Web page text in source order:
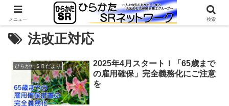
法改正対応
ひらかたＳＲだより
2025年4月スタート！「65歳まで
の雇用確保」完全義務化にご注意
を
メニュー 検索